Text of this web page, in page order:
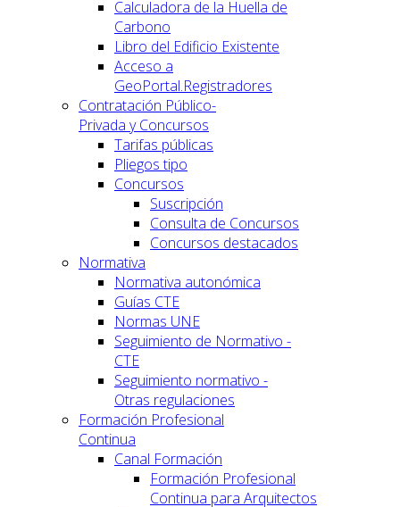
Calculadora de la Huella de
Carbono
Libro del Edificio Existente
Acceso a
GeoPortal.Registradores
Contratación Público-
Privada y Concursos
Tarifas públicas
Pliegos tipo
Concursos
Suscripción
Consulta de Concursos
Concursos destacados
Normativa
Normativa autonómica
Guías CTE
Normas UNE
Seguimiento de Normativo -
CTE
Seguimiento normativo -
Otras regulaciones
Formación Profesional
Continua
Canal Formación
Formación Profesional
Continua para Arquitectos